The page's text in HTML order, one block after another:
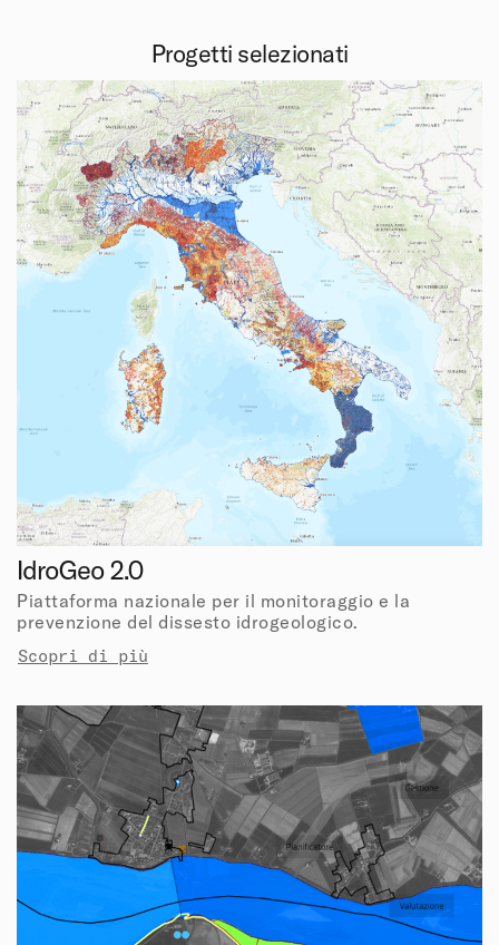
Progetti selezionati
IdroGeo 2.0
Piattaforma nazionale per il monitoraggio e la
prevenzione del dissesto idrogeologico.
Scopri di più